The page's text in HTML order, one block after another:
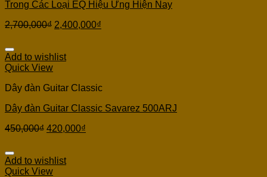
Trong Các Loại EQ Hiệu Ứng Hiện Nay
2,700,000₫ 2,400,000₫
Add to wishlist
Quick View
Dây đàn Guitar Classic
Dây đàn Guitar Classic Savarez 500ARJ
450,000₫ 420,000₫
Add to wishlist
Quick View